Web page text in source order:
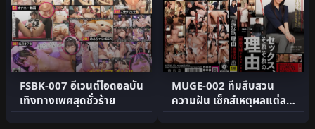
FSBK-007 อีเวนต์ไอดอลบัน
เทิงทางเพศสุดชั่วร้าย
MUGE-002 ทีมสืบสวน
ความฝัน เซ็กส์เหตุผลแต่ละ
คน